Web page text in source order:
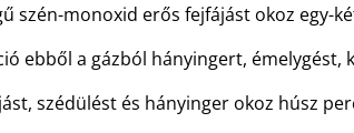
szén-monoxid erős fejfájást okoz egy-
ebből a gázból hányingert,
szédülést és hányinger okoz húsz